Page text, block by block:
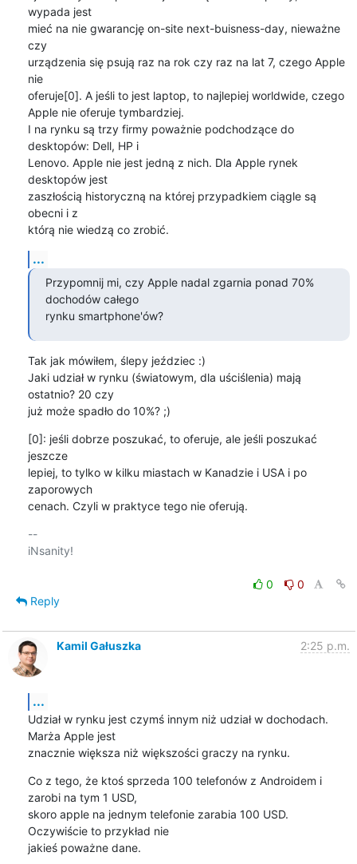
wypada jest
mieć na nie gwarancję on-site next-buisness-day, nieważne
czy
urządzenia się psują raz na rok czy raz na lat 7, czego Apple
nie
oferuje[0]. A jeśli to jest laptop, to najlepiej worldwide, czego
Apple nie oferuje tymbardziej.
I na rynku są trzy firmy poważnie podchodzące do
desktopów: Dell, HP i
Lenovo. Apple nie jest jedną z nich. Dla Apple rynek
desktopów jest
zaszłością historyczną na której przypadkiem ciągle są
obecni i z
którą nie wiedzą co zrobić.
...
Przypomnij mi, czy Apple nadal zgarnia ponad 70%
dochodów całego
rynku smartphone'ów?
Tak jak mówiłem, ślepy jeździec :)
Jaki udział w rynku (światowym, dla uściślenia) mają
ostatnio? 20 czy
już może spadło do 10%? ;)
[0]: jeśli dobrze poszukać, to oferuje, ale jeśli poszukać
jeszcze
lepiej, to tylko w kilku miastach w Kanadzie i USA i po
zaporowych
cenach. Czyli w praktyce tego nie oferują.
--
iNsanity!
0
0
Reply
Kamil Gałuszka 2:25 p.m.
...
Udział w rynku jest czymś innym niż udział w dochodach.
Marża Apple jest
znacznie większa niż większości graczy na rynku.
Co z tego, że ktoś sprzeda 100 telefonów z Androidem i
zarobi na tym 1 USD,
skoro apple na jednym telefonie zarabia 100 USD.
Oczywiście to przykład nie
jakieś poważne dane.